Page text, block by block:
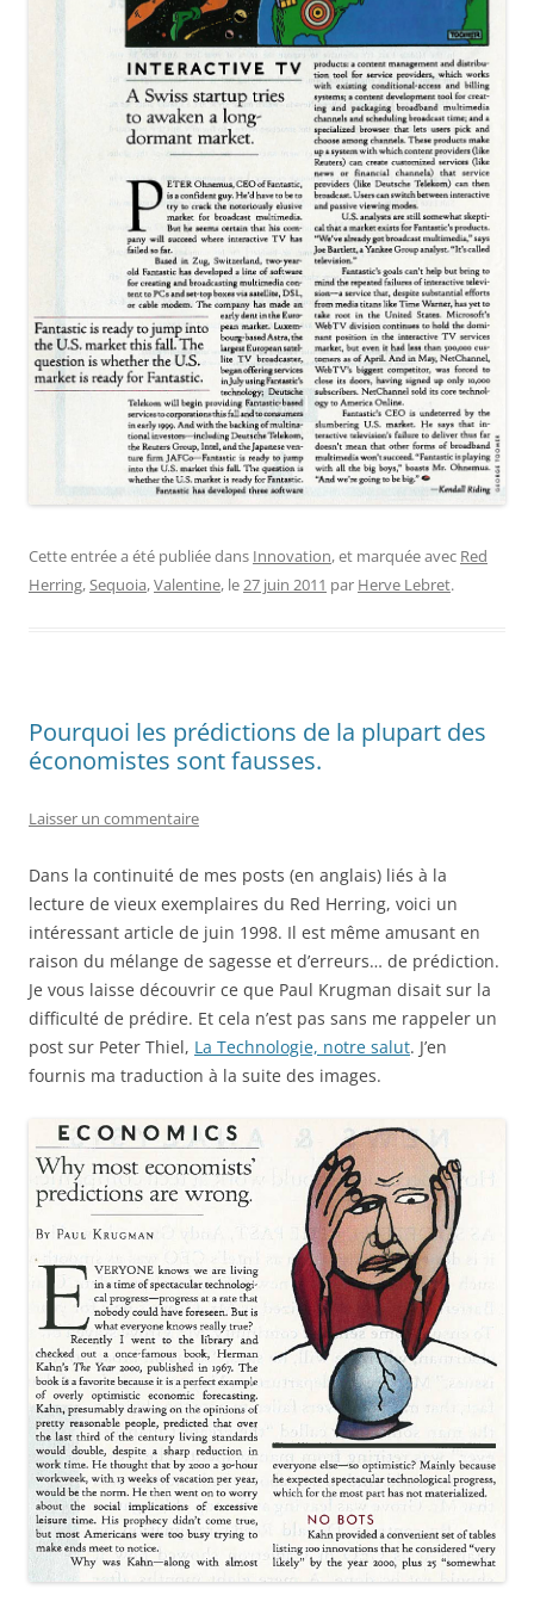
Cette entrée a été publiée dans Innovation, et marquée avec Red
Herring,Sequoia,Valentine, le27 juin 2011 par Herve Lebret.
Pourquoi les prédictions de la plupart des
économistes sont fausses.
Laisser un commentaire
Dans la continuité de mes posts (en anglais) liés à la
lecture de vieux exemplaires du Red Herring, voici un
intéressant article de juin 1998. Il est même amusant en
raison du mélange de sagesse et d’erreurs… de prédiction.
Je vous laisse découvrir ce que Paul Krugman disait sur la
difficulté de prédire. Et cela n’est pas sans me rappeler un
post sur Peter Thiel, La Technologie, notre salut. J’en
fournis ma traduction à la suite des images.